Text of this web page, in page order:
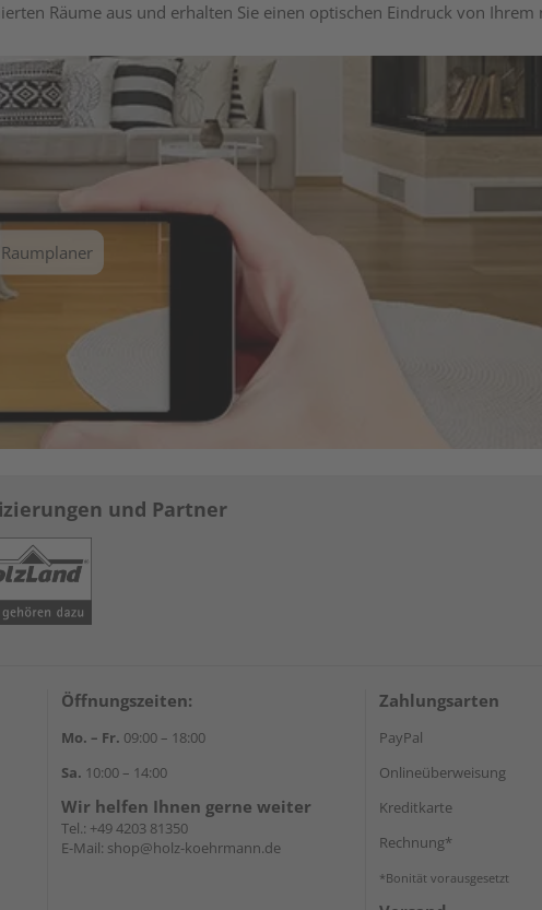
Räume aus und erhalten Sie einen optischen Eindruck von Ihrem
Raumplaner
und Partner
Öffnungszeiten:
Mo. – Fr. 09:00 – 18:00
Sa. 10:00 – 14:00
Wir helfen Ihnen gerne weiter
Tel.: +49 4203 81350
E-Mail: shop@holz-koehrmann.de
Zahlungsarten
PayPal
Onlineüberweisung
Kreditkarte
Rechnung*
*Bonität vorausgesetzt